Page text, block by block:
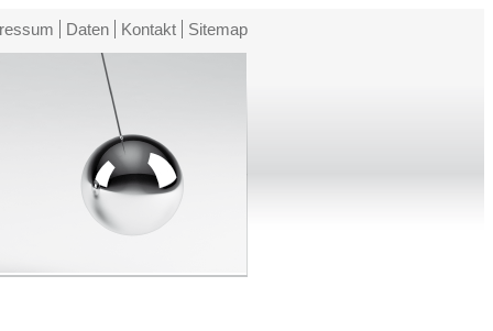
Daten Kontakt Sitemap